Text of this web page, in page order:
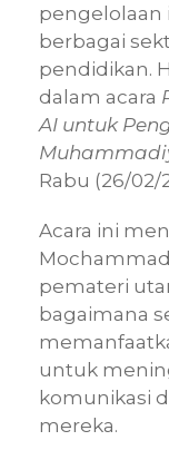
pengelolaan
berbagai
pendidikan.
dalam acara
AI untuk
Rabu (26/02/
Acara ini
pemateri
bagaimana
untuk
komunikasi
mereka.